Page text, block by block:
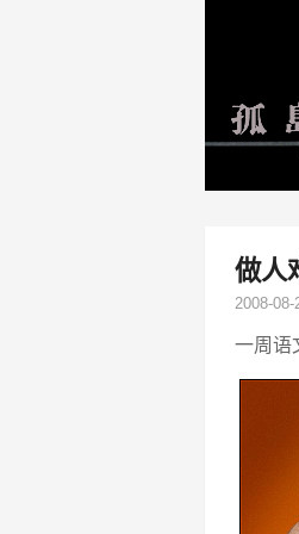
做人
2008-08-
一周语